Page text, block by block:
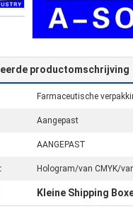
productomschrijving
Farmaceutische
Aangepast
AANGEPAST
Hologram/van CMYK/
Kleine Shipping